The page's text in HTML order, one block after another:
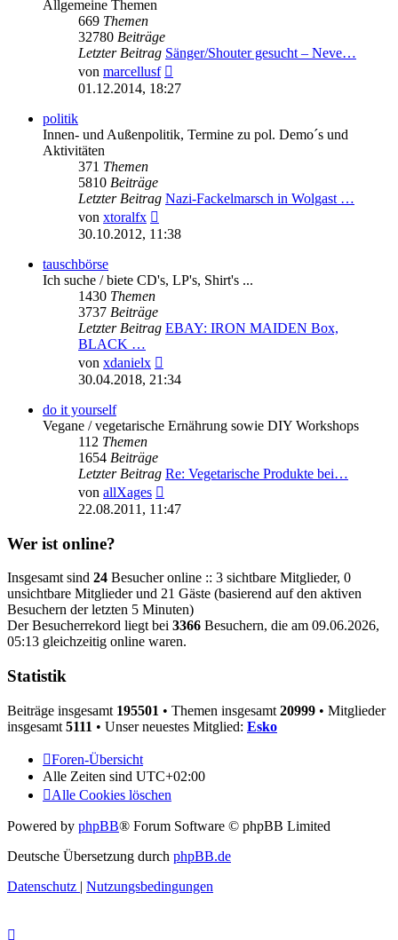
Allgemeine Themen
669 Themen
32780 Beiträge
Letzter Beitrag Sänger/Shouter gesucht – Neve…
von marcellusf
Beitrag
01.12.2014, 18:27
politik
Innen- und Außenpolitik, Termine zu pol. Demo´s und
Aktivitäten
371 Themen
5810 Beiträge
Letzter Beitrag Nazi-Fackelmarsch in Wolgast …
von xtoralfx
Beitrag
30.10.2012, 11:38
tauschbörse
Ich suche / biete CD's, LP's, Shirt's ...
1430 Themen
3737 Beiträge
Letzter Beitrag EBAY: IRON MAIDEN Box,
BLACK …
von xdanielx
Beitrag
30.04.2018, 21:34
do it yourself
Vegane / vegetarische Ernährung sowie DIY Workshops
112 Themen
1654 Beiträge
Letzter Beitrag Re: Vegetarische Produkte bei…
von allXages
Beitrag
22.08.2011, 11:47
Wer ist online?
Insgesamt sind 24 Besucher online :: 3 sichtbare Mitglieder, 0
unsichtbare Mitglieder und 21 Gäste (basierend auf den aktiven
Besuchern der letzten 5 Minuten)
Der Besucherrekord liegt bei 3366 Besuchern, die am 09.06.2026,
05:13 gleichzeitig online waren.
Statistik
Beiträge insgesamt 195501 • Themen insgesamt 20999 • Mitglieder
insgesamt 5111 • Unser neuestes Mitglied: Esko
Foren-Übersicht
Alle Zeiten sind UTC+02:00
Alle Cookies löschen
Powered by phpBB® Forum Software © phpBB Limited
Deutsche Übersetzung durch phpBB.de
Datenschutz | Nutzungsbedingungen